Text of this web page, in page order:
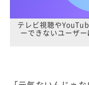
テレビ視聴や
ーできないユーザ